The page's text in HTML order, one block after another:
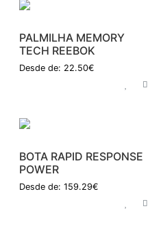
PALMILHA MEMORY
TECH REEBOK
Desde de: 22.50€
BOTA RAPID RESPONSE
POWER
Desde de: 159.29€